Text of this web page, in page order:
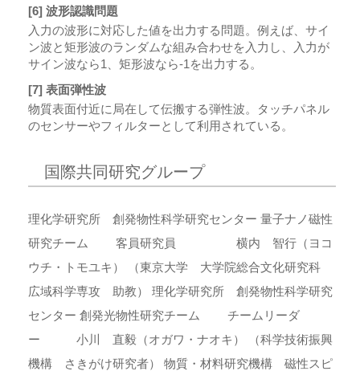
[6] 波形認識問題
入力の波形に対応した値を出力する問題。例えば、サイ
ン波と矩形波のランダムな組み合わせを入力し、入力が
サイン波なら1、矩形波なら-1を出力する。
[7] 表面弾性波
物質表面付近に局在して伝搬する弾性波。タッチパネル
のセンサーやフィルターとして利用されている。
国際共同研究グループ
理化学研究所 創発物性科学研究センター 量子ナノ磁性
研究チーム 客員研究員 横内 智行（ヨコ
ウチ・トモユキ） （東京大学 大学院総合文化研究科
広域科学専攻 助教） 理化学研究所 創発物性科学研究
センター 創発光物性研究チーム チームリーダ
ー 小川 直毅（オガワ・ナオキ） （科学技術振興
機構 さきがけ研究者） 物質・材料研究機構 磁性スピ